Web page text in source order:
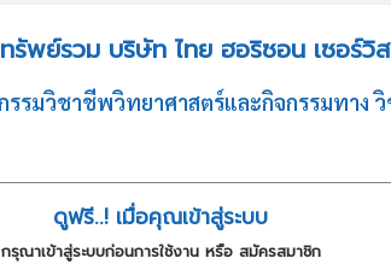
รัพย์รวม บริษัท ไทย ฮอริซอน เซอร์วิ
มวิชาชีพวิทยาศาสตร์และกิจกรรมทาง
ดูฟรี..! เมื่อคุณเข้าสู่ระบบ
กรุณาเข้าสู่ระบบก่อนการใช้งาน หรือ สมัครสมาชิก